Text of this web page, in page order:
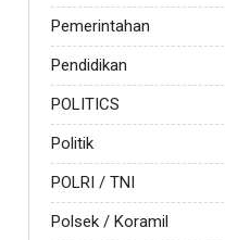
Pemerintahan
Pendidikan
POLITICS
Politik
POLRI / TNI
Polsek / Koramil